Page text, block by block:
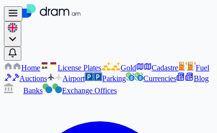
Home AM License Plates Gold Cadastre
Fuel
Auctions
Airport Parking Currencies
Blog
Banks
Exchange Offices